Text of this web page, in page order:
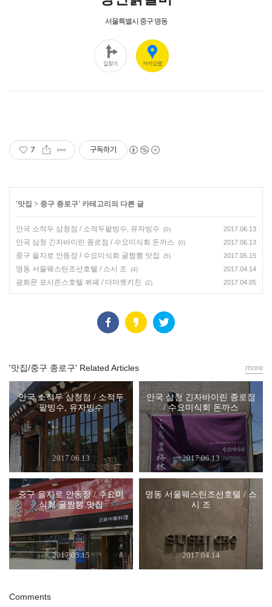
7 구독하기
'맛집 > 중구 종로구' 카테고리의 다른 글
안국 소적두 삼청점 / 소적두팥빙수, 유자빙수 (0) 2017.06.13
안국 삼청 긴자바이린 종로점 / 수요미식회 돈까스 (0) 2017.06.13
중구 을지로 안동장 / 수요미식회 굴짬뽕 맛집 (5) 2017.05.15
명동 서울웨스틴조선호텔 / 스시 조 (4) 2017.04.14
광화문 포시즌스호텔 뷔페 / 더마켓키친 (2) 2017.04.05
'맛집/중구 종로구' Related Articles
안국 소적두 삼청점 / 소적두
팥빙수, 유자빙수
2017.06.13
안국 삼청 긴자바이린 종로점
/ 수요미식회 돈까스
2017.06.13
중구 을지로 안동장 / 수요미
식회 굴짬뽕 맛집
2017.05.15
명동 서울웨스틴조선호텔 / 스
시 조
2017.04.14
more
Comments